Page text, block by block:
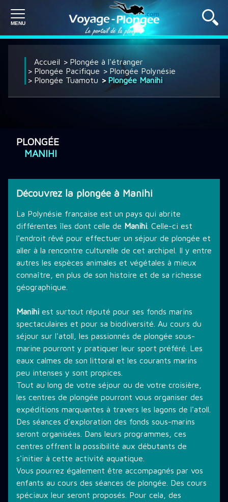
LES PROMOTIONS
STAGE PLONGÉE
INFORMATIONS PRATIQUES
CONTACT
Accueil
Plongée à l'étranger
Plongée Pacifique
Plongée Polynésie
Plongée Tuamotu
Plongée Manihi
PLONGÉE
MANIHI
Découvrez la plongée à Manihi
La Polynésie française est un pays qui abrite
différentes îles dont celle de Manihi . Celle-ci est
l'endroit rêvé pour effectuer un séjour de plongée et
aller à la rencontre culturelle de cet archipel. Il y entre
autres les espèces animales et végétales à mieux
connaître, en plus de son histoire et de sa richesse
géographique.
Manihi est surtout réputé pour ses fonds marins
spectaculaires et pour sa biodiversité. Au cours du
séjour sur l'atoll, les passionnés de plongée sous-
marine pourront y pratiquer leur sport préféré. Les
eaux calmes de son littoral et les courants marins
peu intenses y sont propices.
Tout au long de votre séjour ou de votre croisière,
les centres de plongée pourront vous organiser des
expéditions marquantes à travers les lagons de l'atoll.
Des séances d'exploration des fonds sous-marins
seront organisées. Dans leurs programmes, ces
centres offrent la possibilité aux débutants de
s'initier à cette activité aquatique.
Vous pourrez également être accompagnés par vos
enfants au cours des séances de plongée. Des cours
spéciaux leur seront proposés. Pour cela, des